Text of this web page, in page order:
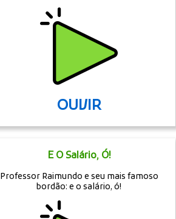
OUVIR
E O Salário, Ó!
Professor Raimundo e seu mais famoso
bordão: e o salário, ó!